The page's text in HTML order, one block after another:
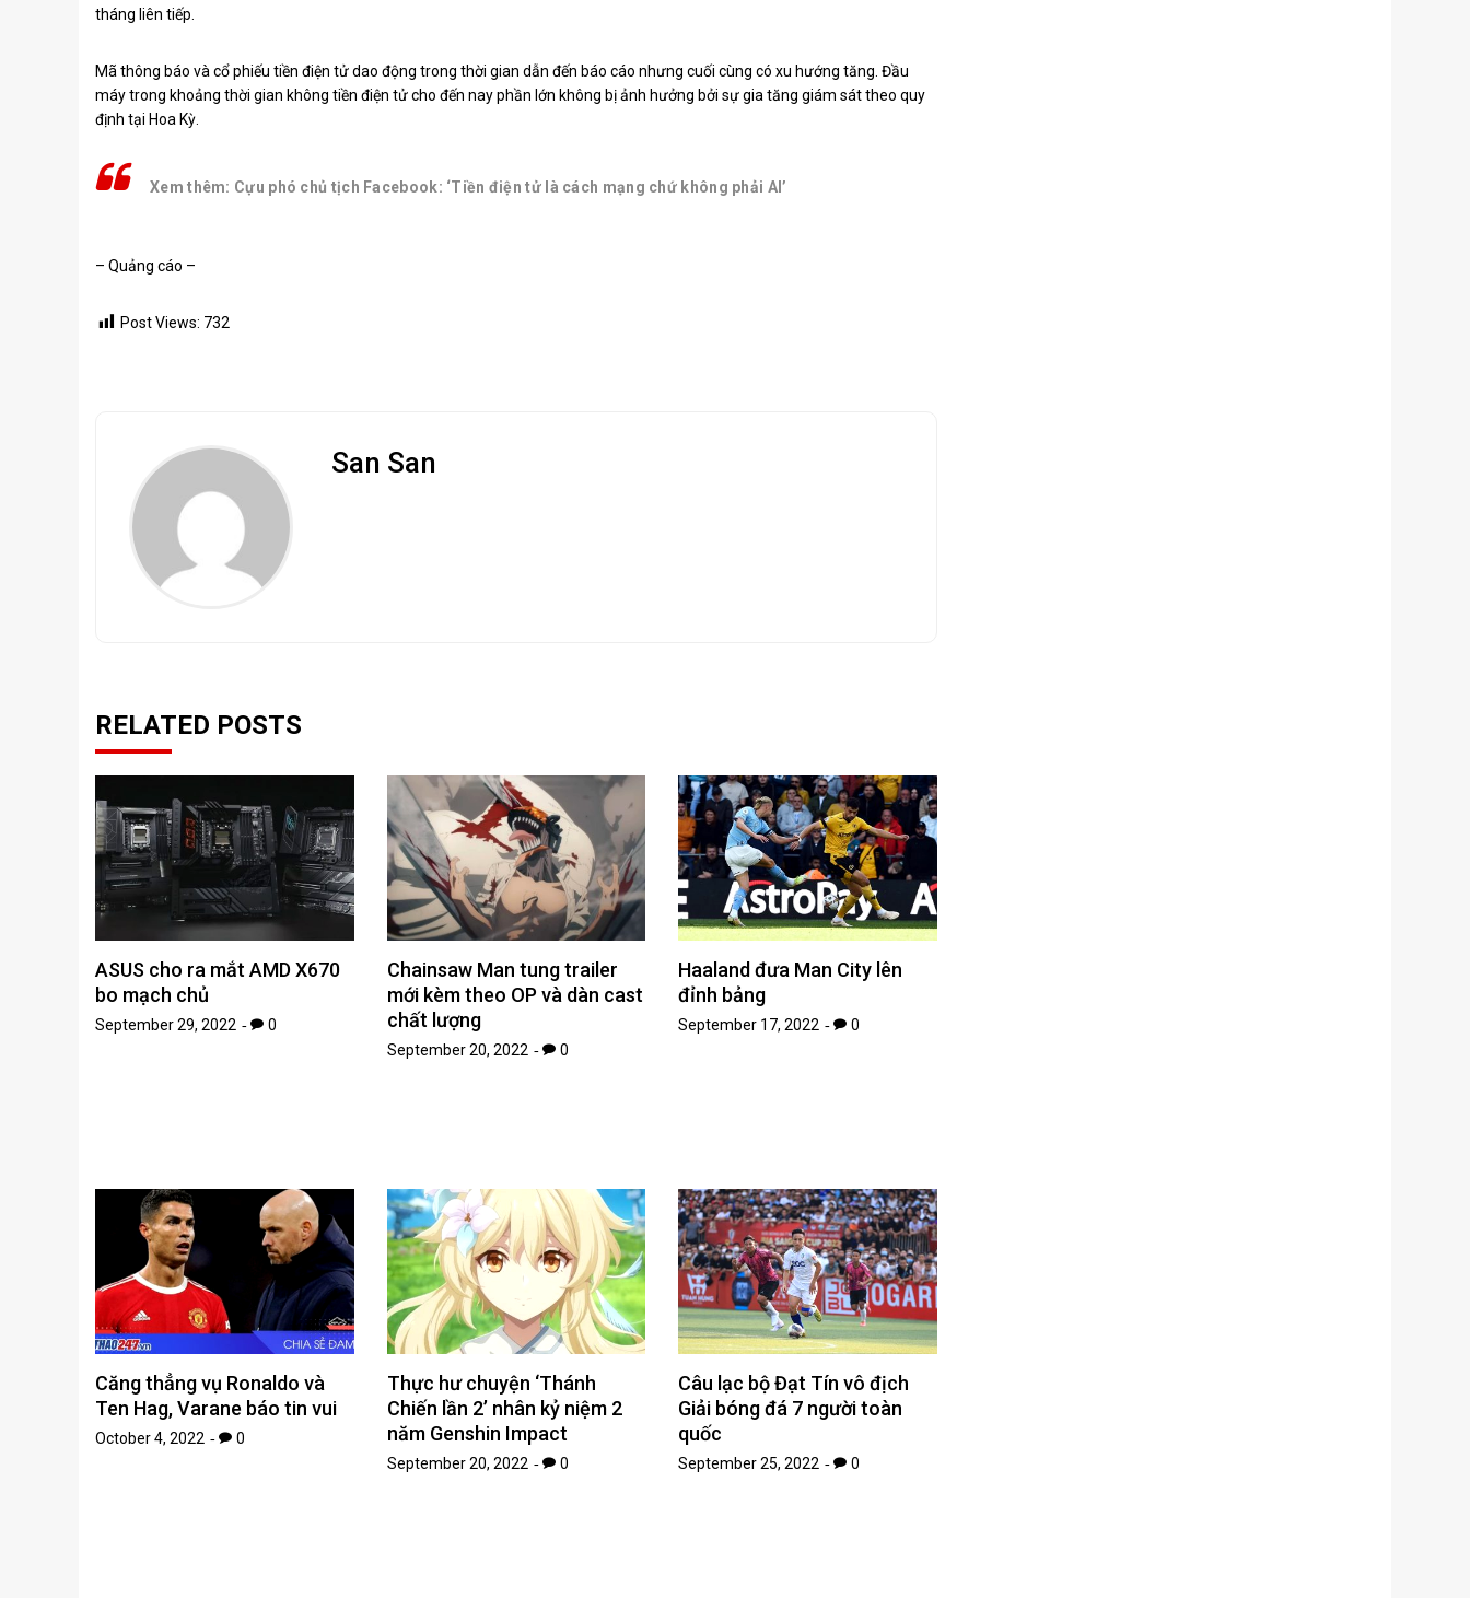
tháng liên tiếp.
Mã thông báo và cổ phiếu tiền điện tử dao động trong thời gian dẫn đến báo cáo nhưng cuối cùng có xu hướng tăng. Đầu
máy trong khoảng thời gian không tiền điện tử cho đến nay phần lớn không bị ảnh hưởng bởi sự gia tăng giám sát theo quy
định tại Hoa Kỳ.
Xem thêm: Cựu phó chủ tịch Facebook: ‘Tiền điện tử là cách mạng chứ không phải AI’
– Quảng cáo –
Post Views: 732
San San
RELATED POSTS
ASUS cho ra mắt AMD X670
bo mạch chủ
September 29, 2022 0
Chainsaw Man tung trailer
mới kèm theo OP và dàn cast
chất lượng
September 20, 2022 0
Haaland đưa Man City lên
đỉnh bảng
September 17, 2022 0
Căng thẳng vụ Ronaldo và
Ten Hag, Varane báo tin vui
October 4, 2022 0
Thực hư chuyện ‘Thánh
Chiến lần 2’ nhân kỷ niệm 2
năm Genshin Impact
September 20, 2022 0
Câu lạc bộ Đạt Tín vô địch
Giải bóng đá 7 người toàn
quốc
September 25, 2022 0